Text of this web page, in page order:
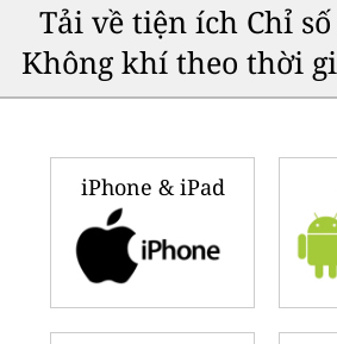
Tải về tiện ích Chỉ
Không khí theo thời
iPhone & iPad